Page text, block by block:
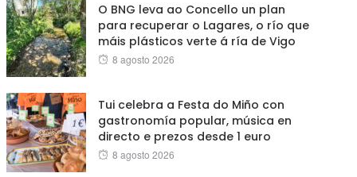
O BNG leva ao Concello un plan
para recuperar o Lagares, o río que
máis plásticos verte á ría de Vigo
Posted
8 agosto 2026
Tui celebra a Festa do Miño con
gastronomía popular, música en
directo e prezos desde 1 euro
Posted
8 agosto 2026